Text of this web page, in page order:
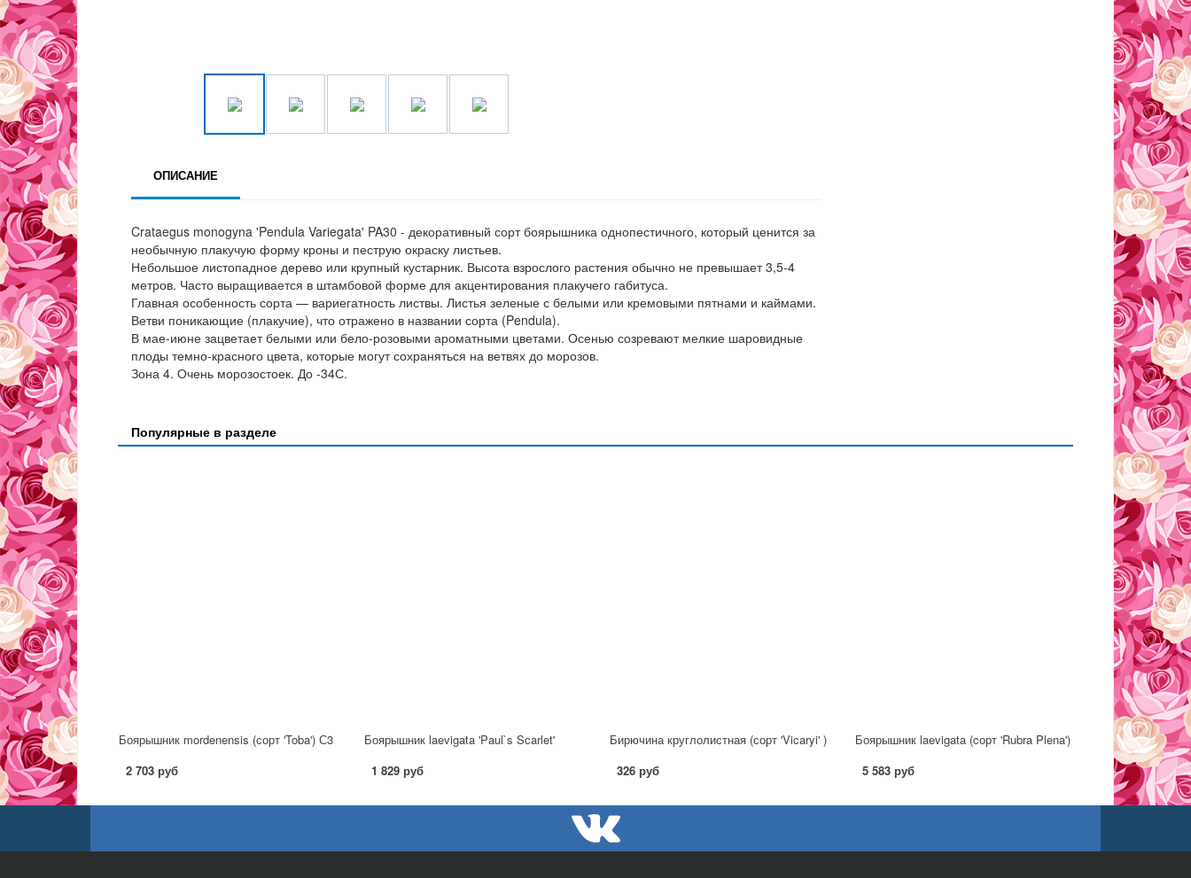
ОПИСАНИЕ
Crataegus monogyna 'Pendula Variegata' PA30 - декоративный сорт боярышника однопестичного, который ценится за
необычную плакучую форму кроны и пеструю окраску листьев.
Небольшое листопадное дерево или крупный кустарник. Высота взрослого растения обычно не превышает 3,5-4
метров. Часто выращивается в штамбовой форме для акцентирования плакучего габитуса.
Главная особенность сорта — вариегатность листвы. Листья зеленые с белыми или кремовыми пятнами и каймами.
Ветви поникающие (плакучие), что отражено в названии сорта (Pendula).
В мае-июне зацветает белыми или бело-розовыми ароматными цветами. Осенью созревают мелкие шаровидные
плоды темно-красного цвета, которые могут сохраняться на ветвях до морозов.
Зона 4. Очень морозостоек. До -34С.
Популярные в разделе
Боярышник mordenensis (сорт 'Toba') С3
2 703 руб
Боярышник laevigata 'Paul`s Scarlet'
1 829 руб
Бирючина круглолистная (сорт 'Vicaryi' )
326 руб
Боярышник laevigata (cорт 'Rubra Plena')
5 583 руб